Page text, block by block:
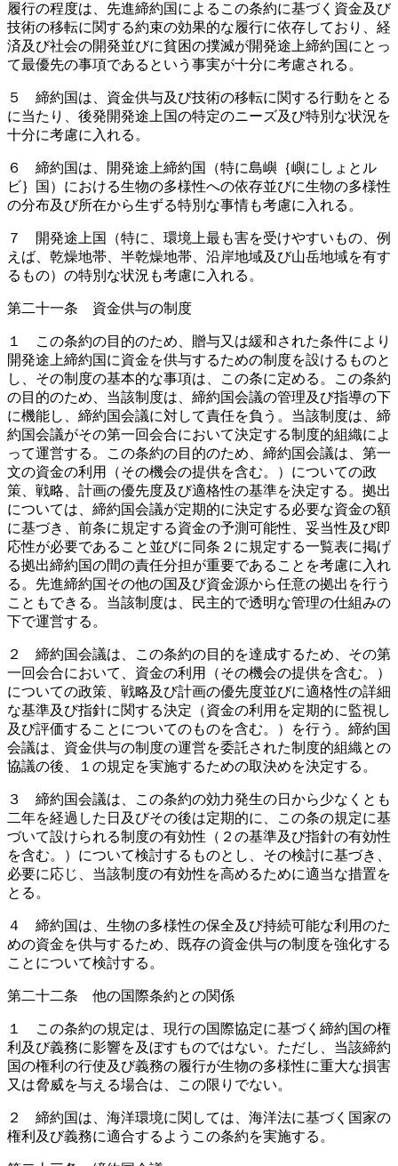
履行の程度は、先進締約国によるこの条約に基づく資金及び
技術の移転に関する約束の効果的な履行に依存しており、経
済及び社会の開発並びに貧困の撲滅が開発途上締約国にとっ
て最優先の事項であるという事実が十分に考慮される。
５ 締約国は、資金供与及び技術の移転に関する行動をとる
に当たり、後発開発途上国の特定のニーズ及び特別な状況を
十分に考慮に入れる。
６ 締約国は、開発途上締約国（特に島嶼｛嶼にしょとル
ビ｝国）における生物の多様性への依存並びに生物の多様性
の分布及び所在から生ずる特別な事情も考慮に入れる。
７ 開発途上国（特に、環境上最も害を受けやすいもの、例
えば、乾燥地帯、半乾燥地帯、沿岸地域及び山岳地域を有す
るもの）の特別な状況も考慮に入れる。
第二十一条 資金供与の制度
１ この条約の目的のため、贈与又は緩和された条件により
開発途上締約国に資金を供与するための制度を設けるものと
し、その制度の基本的な事項は、この条に定める。この条約
の目的のため、当該制度は、締約国会議の管理及び指導の下
に機能し、締約国会議に対して責任を負う。当該制度は、締
約国会議がその第一回会合において決定する制度的組織によ
って運営する。この条約の目的のため、締約国会議は、第一
文の資金の利用（その機会の提供を含む。）についての政
策、戦略、計画の優先度及び適格性の基準を決定する。拠出
については、締約国会議が定期的に決定する必要な資金の額
に基づき、前条に規定する資金の予測可能性、妥当性及び即
応性が必要であること並びに同条２に規定する一覧表に掲げ
る拠出締約国の間の責任分担が重要であることを考慮に入れ
る。先進締約国その他の国及び資金源から任意の拠出を行う
こともできる。当該制度は、民主的で透明な管理の仕組みの
下で運営する。
２ 締約国会議は、この条約の目的を達成するため、その第
一回会合において、資金の利用（その機会の提供を含む。）
についての政策、戦略及び計画の優先度並びに適格性の詳細
な基準及び指針に関する決定（資金の利用を定期的に監視し
及び評価することについてのものを含む。）を行う。締約国
会議は、資金供与の制度の運営を委託された制度的組織との
協議の後、１の規定を実施するための取決めを決定する。
３ 締約国会議は、この条約の効力発生の日から少なくとも
二年を経過した日及びその後は定期的に、この条の規定に基
づいて設けられる制度の有効性（２の基準及び指針の有効性
を含む。）について検討するものとし、その検討に基づき、
必要に応じ、当該制度の有効性を高めるために適当な措置を
とる。
４ 締約国は、生物の多様性の保全及び持続可能な利用のた
めの資金を供与するため、既存の資金供与の制度を強化する
ことについて検討する。
第二十二条 他の国際条約との関係
１ この条約の規定は、現行の国際協定に基づく締約国の権
利及び義務に影響を及ぼすものではない。ただし、当該締約
国の権利の行使及び義務の履行が生物の多様性に重大な損害
又は脅威を与える場合は、この限りでない。
２ 締約国は、海洋環境に関しては、海洋法に基づく国家の
権利及び義務に適合するようこの条約を実施する。